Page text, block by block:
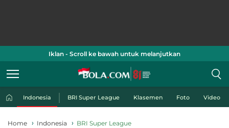
Iklan - Scroll ke bawah untuk melanjutkan
Indonesia BRI Super League Klasemen Foto Video
Home Indonesia BRI Super League